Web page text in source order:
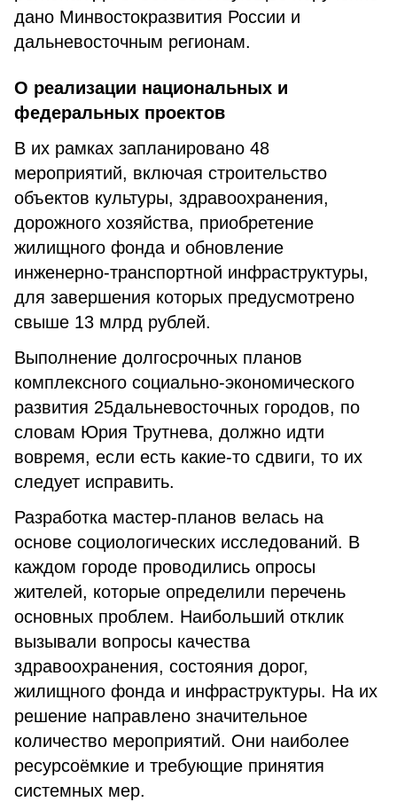
дано Минвостокразвития России и
дальневосточным регионам.
О реализации национальных и
федеральных проектов
В их рамках запланировано 48
мероприятий, включая строительство
объектов культуры, здравоохранения,
дорожного хозяйства, приобретение
жилищного фонда и обновление
инженерно-транспортной инфраструктуры,
для завершения которых предусмотрено
свыше 13 млрд рублей.
Выполнение долгосрочных планов
комплексного социально-экономического
развития 25дальневосточных городов, по
словам Юрия Трутнева, должно идти
вовремя, если есть какие-то сдвиги, то их
следует исправить.
Разработка мастер-планов велась на
основе социологических исследований. В
каждом городе проводились опросы
жителей, которые определили перечень
основных проблем. Наибольший отклик
вызывали вопросы качества
здравоохранения, состояния дорог,
жилищного фонда и инфраструктуры. На их
решение направлено значительное
количество мероприятий. Они наиболее
ресурсоёмкие и требующие принятия
системных мер.